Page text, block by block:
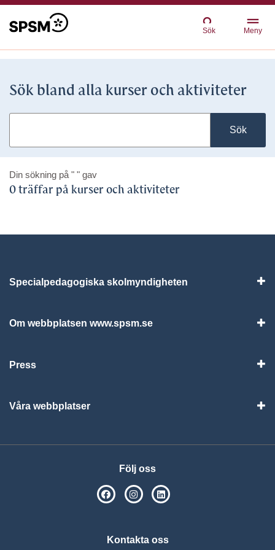
Sök Meny
Sök bland alla kurser och aktiviteter
Sök
Din sökning på " " gav
0 träffar på kurser och aktiviteter
Specialpedagogiska skolmyndigheten
Om webbplatsen www.spsm.se
Press
Våra webbplatser
Följ oss
SPSM på Facebook
SPSM på Instagram
Kontakta oss